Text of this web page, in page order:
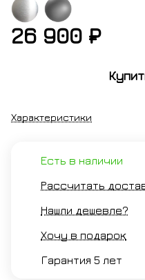
золото
брашированное
черный
хром
брашированный
блестящая
никель
26 900 ₽
Характеристики
Есть в наличии
Рассчитать
Нашли дешевле?
Хочу в подарок
Гарантия 5 лет